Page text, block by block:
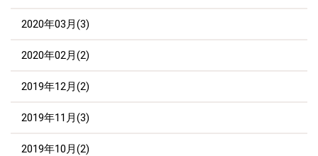
2020年03月(3)
2020年02月(2)
2019年12月(2)
2019年11月(3)
2019年10月(2)